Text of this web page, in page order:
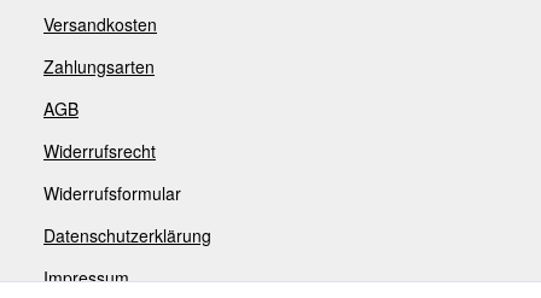
Versandkosten
Zahlungsarten
AGB
Widerrufsrecht
Widerrufsformular
Datenschutzerklärung
Impressum